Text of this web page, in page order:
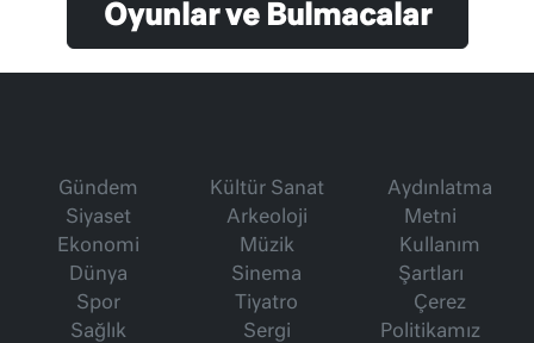
Oyunlar ve Bulmacalar
Gündem
Siyaset
Ekonomi
Dünya
Spor
Sağlık
Kültür Sanat
Arkeoloji
Müzik
Sinema
Tiyatro
Sergi
Aydınlatma
Metni
Kullanım
Şartları
Çerez
Politikamız